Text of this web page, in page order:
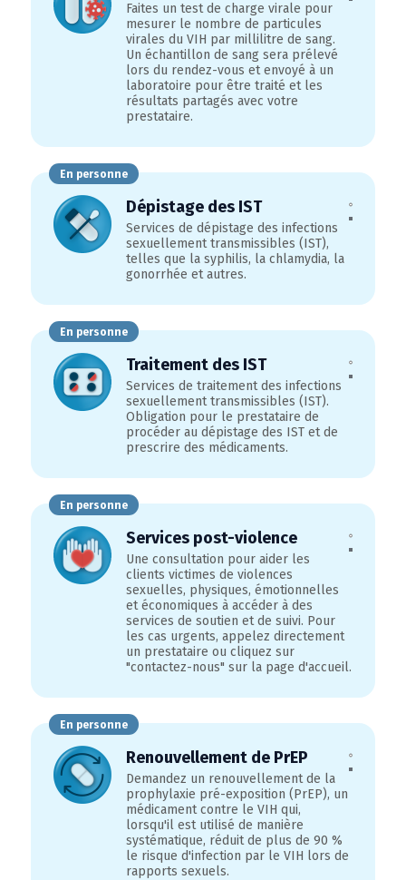
Faites un test de charge virale pour
mesurer le nombre de particules
virales du VIH par millilitre de sang.
Un échantillon de sang sera prélevé
lors du rendez-vous et envoyé à un
laboratoire pour être traité et les
résultats partagés avec votre
prestataire.
En personne
Dépistage des IST
Services de dépistage des infections
sexuellement transmissibles (IST),
telles que la syphilis, la chlamydia, la
gonorrhée et autres.
En personne
Traitement des IST
Services de traitement des infections
sexuellement transmissibles (IST).
Obligation pour le prestataire de
procéder au dépistage des IST et de
prescrire des médicaments.
En personne
Services post-violence
Une consultation pour aider les
clients victimes de violences
sexuelles, physiques, émotionnelles
et économiques à accéder à des
services de soutien et de suivi. Pour
les cas urgents, appelez directement
un prestataire ou cliquez sur
"contactez-nous" sur la page d'accueil.
En personne
Renouvellement de PrEP
Demandez un renouvellement de la
prophylaxie pré-exposition (PrEP), un
médicament contre le VIH qui,
lorsqu'il est utilisé de manière
systématique, réduit de plus de 90 %
le risque d'infection par le VIH lors de
rapports sexuels.